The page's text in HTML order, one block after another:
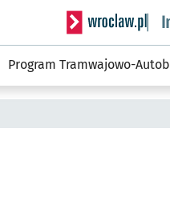
Serwis
Program Tramwajowo-